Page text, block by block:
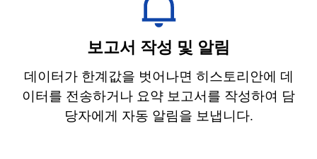
보고서 작성 및 알림
데이터가 한계값을 벗어나면 히스토리안에 데
이터를 전송하거나 요약 보고서를 작성하여 담
당자에게 자동 알림을 보냅니다.